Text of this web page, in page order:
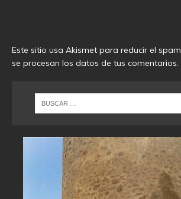
Este sitio usa Akismet para reducir el spam.
se procesan los datos de tus comentarios